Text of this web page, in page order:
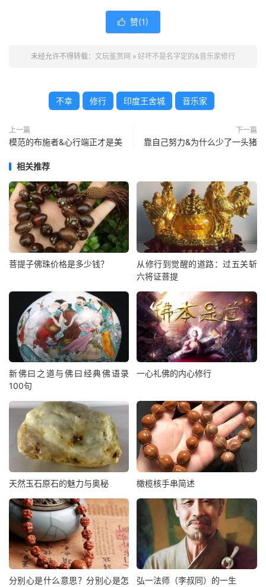
 赞(1)
未经允许不得转载： 文玩鉴赏网 » 好坏不是名字定的&音乐家修行
不幸 修行 印度王舍城 音乐家
上一篇
模范的布施者&心行端正才是美
下一篇
靠自己努力&为什么少了一头猪
相关推荐
菩提子佛珠价格是多少钱？
从修行到觉醒的道路：过五关斩
六将证菩提
新佛曰之道与佛曰经典佛语录
100句
一心礼佛的内心修行
天然玉石原石的魅力与奥秘 橄榄核手串简述
分别心是什么意思？分别心是怎
弘一法师（李叔同）的一生